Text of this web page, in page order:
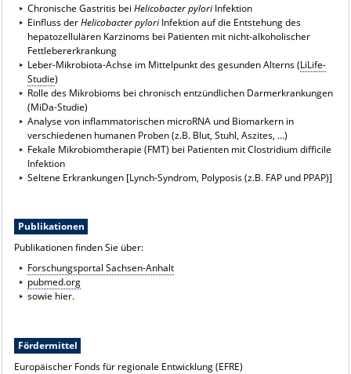
Chronische Gastritis beiHelicobacter pyloriInfektion
Einfluss derHelicobacter pyloriInfektion auf die Entstehung des
hepatozellulären Karzinoms bei Patienten mit nicht-alkoholischer
Fettlebererkrankung
Leber-Mikrobiota-Achse im Mittelpunkt des gesunden Alterns (LiLife-
Studie)
Rolle des Mikrobioms bei chronisch entzündlichen Darmerkrankungen
(MiDa-Studie)
Analyse von inflammatorischen microRNA und Biomarkern in
verschiedenen humanen Proben (z.B. Blut, Stuhl, Aszites, …)
Fekale Mikrobiomtherapie (FMT) bei Patienten mit Clostridium difficile
Infektion
Seltene Erkrankungen [Lynch-Syndrom, Polyposis (z.B. FAP und PPAP)]
Publikationen
Publikationen finden Sie über:
Forschungsportal Sachsen-Anhalt
pubmed.org
sowie hier.
Fördermittel
Europäischer Fonds für regionale Entwicklung (EFRE)